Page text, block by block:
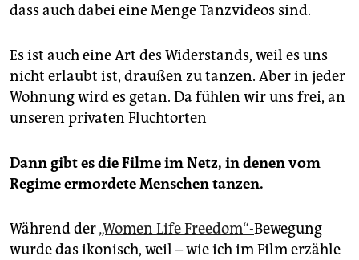
dass auch dabei eine Menge Tanzvideos sind.
Es ist auch eine Art des Widerstands, weil es uns
nicht erlaubt ist, draußen zu tanzen. Aber in jeder
Wohnung wird es getan. Da fühlen wir uns frei, an
unseren privaten Fluchtorten
Dann gibt es die Filme im Netz, in denen vom
Regime ermordete Menschen tanzen.
Während der„Women Life Freedom“-Bewegung
wurde das ikonisch, weil – wie ich im Film erzähle